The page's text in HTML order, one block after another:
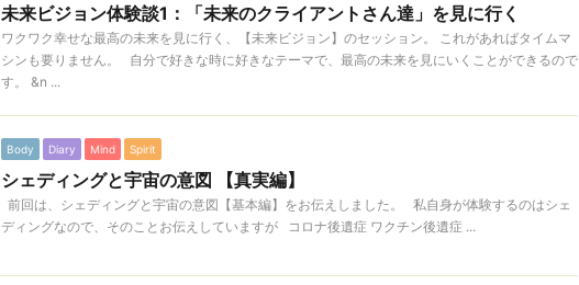
未来ビジョン体験談1：「未来のクライアントさん達」を見に行く
ワクワク幸せな最高の未来を見に行く、【未来ビジョン】のセッション。 これがあればタイムマ
シンも要りません。 自分で好きな時に好きなテーマで、最高の未来を見にいくことができるので
す。 &n ...
Body Diary Mind Spirit
シェディングと宇宙の意図 【真実編】
前回は、シェディングと宇宙の意図【基本編】をお伝えしました。 私自身が体験するのはシェ
ディングなので、そのことお伝えしていますが コロナ後遺症 ワクチン後遺症 ...